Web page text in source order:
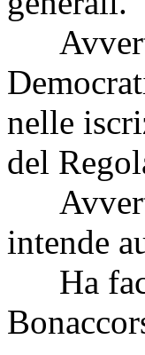
nelle
del
intende
Ha